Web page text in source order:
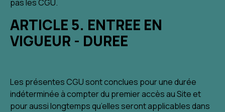
pas les CGU.
ARTICLE 5. ENTREE EN
VIGUEUR - DUREE
Les présentes CGU sont conclues pour une durée
indéterminée à compter du premier accès au Site et
pour aussi longtemps qu’elles seront applicables dans